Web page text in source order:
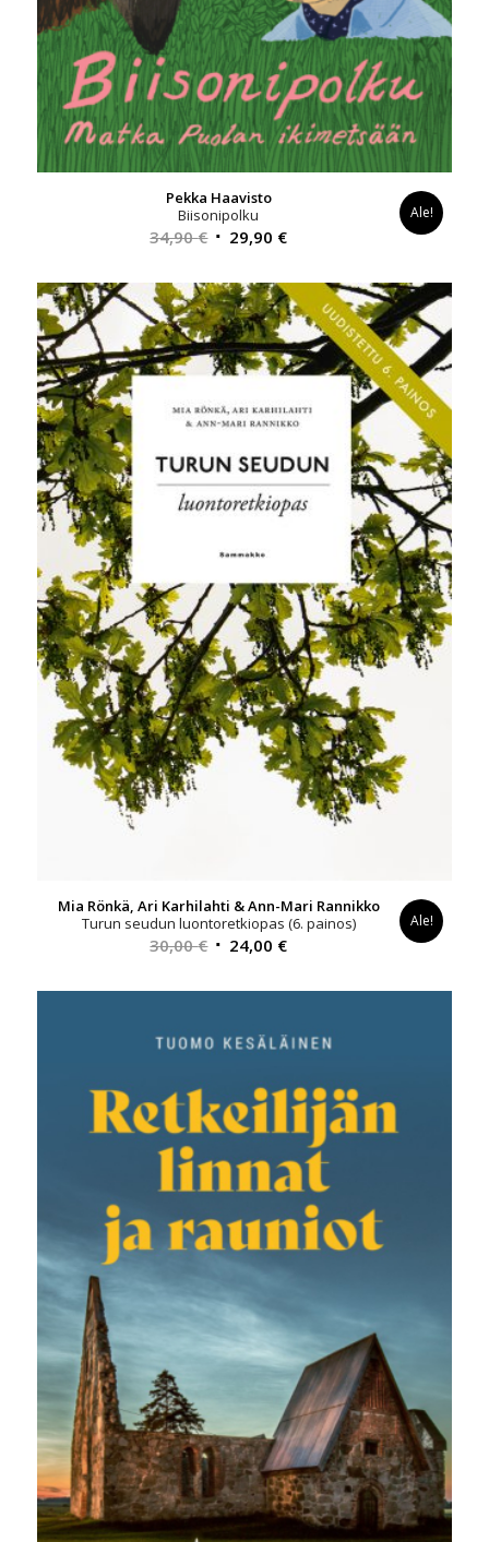
Pekka Haavisto
Biisonipolku
34,90€ Alkuperäinen
oli:
34,90 €.
29,90 €Nykyinen
on:
29,90 €.
Ale!
Mia Rönkä, Ari Karhilahti & Ann-Mari Rannikko
Turun seudun luontoretkiopas (6. painos)
30,00€ Alkuperäinen
oli:
24,00 €Nykyinen
on:
Ale!